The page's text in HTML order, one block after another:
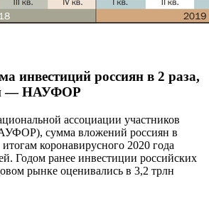
инвестиций россиян в 2 раза,
— НАУФОР
ассоциации участников
сумма вложений россиян в
коронавирусного 2020 года
Годом ранее инвестиции российских
рынке оценивались в 3,2 трлн